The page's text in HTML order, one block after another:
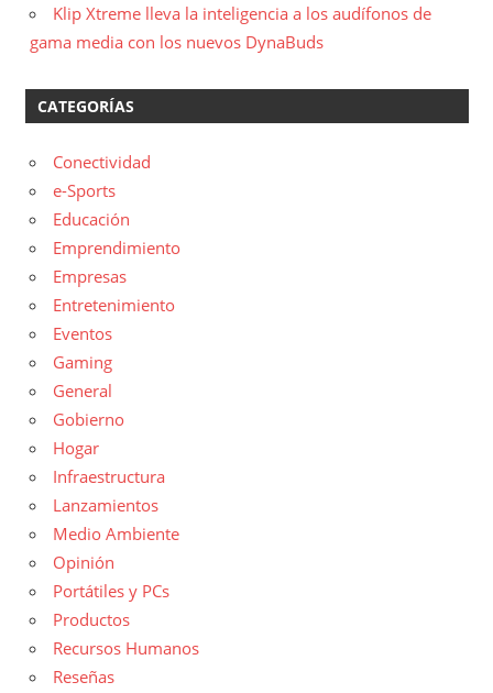
Klip Xtreme lleva la inteligencia a los audífonos de
gama media con los nuevos DynaBuds
CATEGORÍAS
Conectividad
e-Sports
Educación
Emprendimiento
Empresas
Entretenimiento
Eventos
Gaming
General
Gobierno
Hogar
Infraestructura
Lanzamientos
Medio Ambiente
Opinión
Portátiles y PCs
Productos
Recursos Humanos
Reseñas